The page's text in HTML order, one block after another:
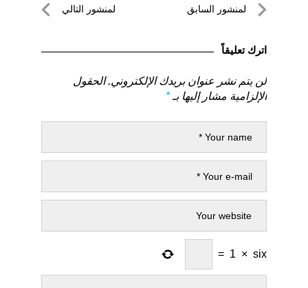
تصفّحلمنشور السابق
السابق
لمنشور التالي
اترك تعليقاً
لن يتم نشر عنوان بريدك الإلكتروني. الحقول
الإلزامية مشار إليها بـ*
six
×
1
=